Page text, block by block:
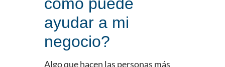
ayudar a mi
negocio?
Algo que hacen las personas más